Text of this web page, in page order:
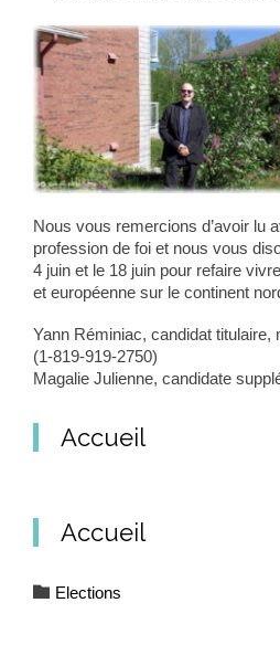
Nous vous remercions d’avoir lu
profession de foi et nous vous
4 juin et le 18 juin pour refaire
et européenne sur le continent
Yann Réminiac, candidat titulaire,
(1-819-919-2750)
Magalie Julienne, candidate
Accueil
Accueil
 Category
Elections